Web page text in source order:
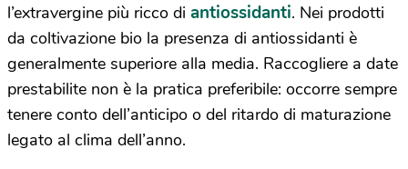
l’extravergine più ricco di antiossidanti. Nei prodotti
da coltivazione bio la presenza di antiossidanti è
generalmente superiore alla media. Raccogliere a date
prestabilite non è la pratica preferibile: occorre sempre
tenere conto dell’anticipo o del ritardo di maturazione
legato al clima dell’anno.